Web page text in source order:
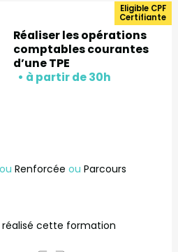
Eligible CPF
Certifiante
Réaliser les opérations
comptables courantes
d’une TPE
ou Renforcéeou Parcours
cette formation